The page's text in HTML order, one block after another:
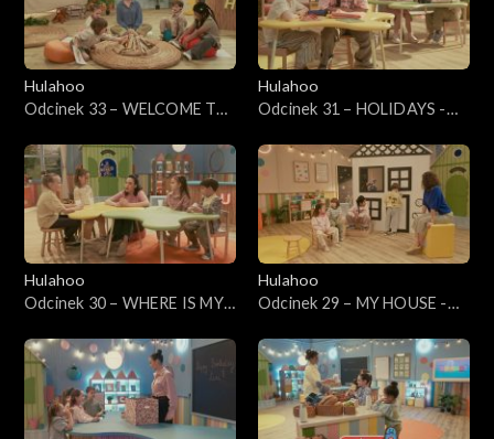
Hulahoo
Odcinek 33 – WELCOME TO
safari
Hulahoo
Odcinek 31 – HOLIDAYS -
Hulahoo
Odcinek 30 – WHERE IS MY
Nauka przyimków
Hulahoo
Odcinek 29 – MY HOUSE -